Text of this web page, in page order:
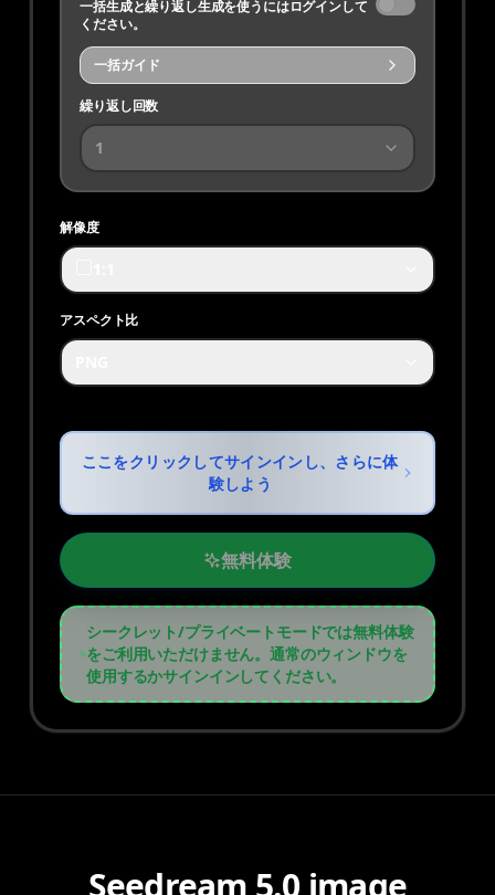
一括生成と繰り返し生成を使うにはログインして
ください。
一括ガイド
繰り返し回数
1
解像度
アスペクト比
ここをクリックしてサインインし、さらに体
験しよう
無料体験
シークレット/プライベートモードでは無料体験
をご利用いただけません。通常のウィンドウを
使用するかサインインしてください。
Seedream 5.0 image